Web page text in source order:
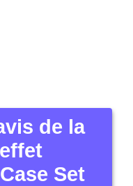
de la
Set